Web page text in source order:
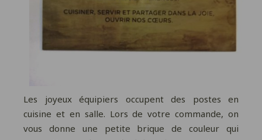
Les joyeux équipiers occupent des postes en
cuisine et en salle. Lors de votre commande, on
vous donne une petite brique de couleur qui